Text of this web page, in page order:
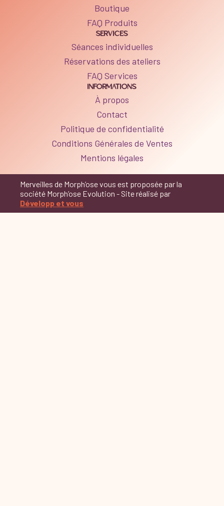
Boutique
FAQ Produits
SERVICES
Séances individuelles
Réservations des ateliers
FAQ Services
INFORMATIONS
À propos
Contact
Politique de confidentialité
Conditions Générales de Ventes
Mentions légales
Merveilles de Morph’ose vous est proposée par la
société Morph’ose Evolution - Site réalisé par
Développ et vous